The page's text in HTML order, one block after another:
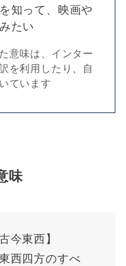
知って、映画や
たい
意味は、インター
を利用したり、自
ています
味
今東西】
西四方のすべ